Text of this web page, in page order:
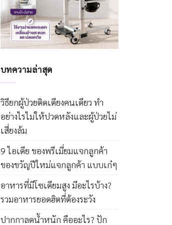
บทความล่าสุด
วิธียกผู้ป่วยติดเตียงคนเดียว ทำ
อย่างไรไม่ให้ปวดหลังและผู้ป่วยไม่
เสี่ยงล้ม
9 ไอเดีย ของพรีเมี่ยมแจกลูกค้า
ของขวัญปีใหม่แจกลูกค้า แบบเก๋ๆ
อาหารที่มีโซเดียมสูง มีอะไรบ้าง?
รวมอาหารยอดฮิตที่ต้องระวัง
ปากกาลดน้ำหนัก คืออะไร? ปัก